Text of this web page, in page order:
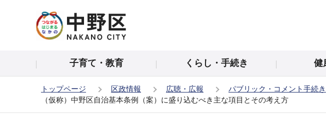
の
子育て・教育 くらし・手続き 健
トップページ 区政情報 広聴・広報 パブリック・コメント手続き
（仮称）中野区自治基本条例（案）に盛り込むべき主な項目とその考え方